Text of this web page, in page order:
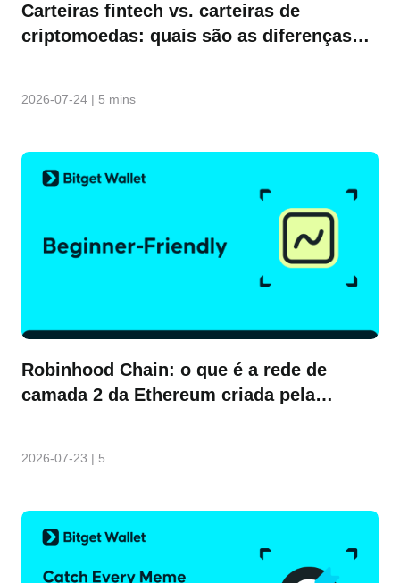
Carteiras fintech vs. carteiras de
criptomoedas: quais são as diferenças?
2026-07-24 | 5 mins
Robinhood Chain: o que é a rede de
camada 2 da Ethereum criada pela
2026-07-23 | 5